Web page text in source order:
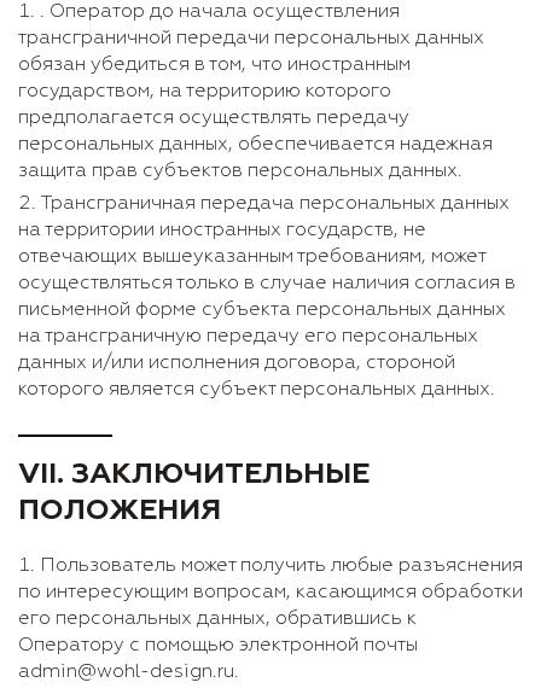
. Оператор до начала осуществления
трансграничной передачи персональных данных
обязан убедиться в том, что иностранным
государством, на территорию которого
предполагается осуществлять передачу
персональных данных, обеспечивается надежная
защита прав субъектов персональных данных.
Трансграничная передача персональных данных
на территории иностранных государств, не
отвечающих вышеуказанным требованиям, может
осуществляться только в случае наличия согласия в
письменной форме субъекта персональных данных
на трансграничную передачу его персональных
данных и/или исполнения договора, стороной
которого является субъект персональных данных.
VII. ЗАКЛЮЧИТЕЛЬНЫЕ
ПОЛОЖЕНИЯ
Пользователь может получить любые разъяснения
по интересующим вопросам, касающимся обработки
его персональных данных, обратившись к
Оператору с помощью электронной почты
admin@wohl-design.ru.